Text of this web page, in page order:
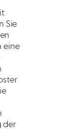
Sie
eine
der